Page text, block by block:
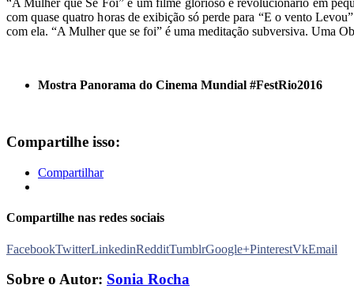
com quase quatro horas de exibição só perde para “E o vento
com ela. “A Mulher que se foi” é uma meditação subversiva. Uma
Mostra Panorama do Cinema Mundial #FestRio2016
Compartilhe isso:
Compartilhar
Compartilhe nas redes sociais
FacebookTwitterLinkedinRedditTumblrGoogle+PinterestVkEmail
Sobre o Autor: Sonia Rocha